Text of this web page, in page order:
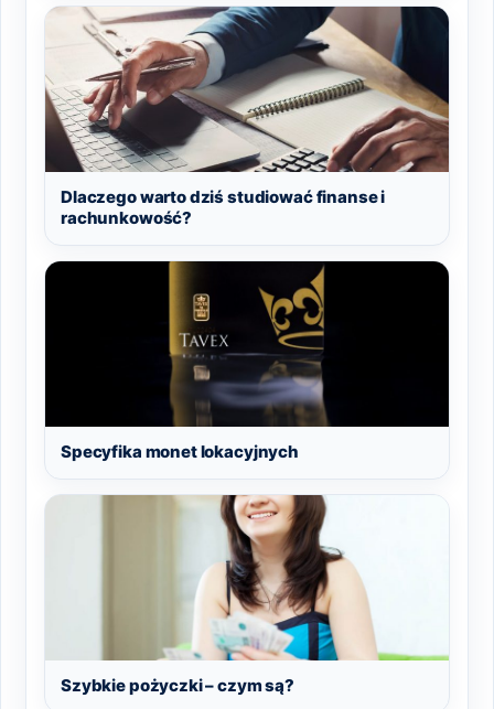
Dlaczego warto dziś studiować finanse i
rachunkowość?
Specyfika monet lokacyjnych
Szybkie pożyczki – czym są?